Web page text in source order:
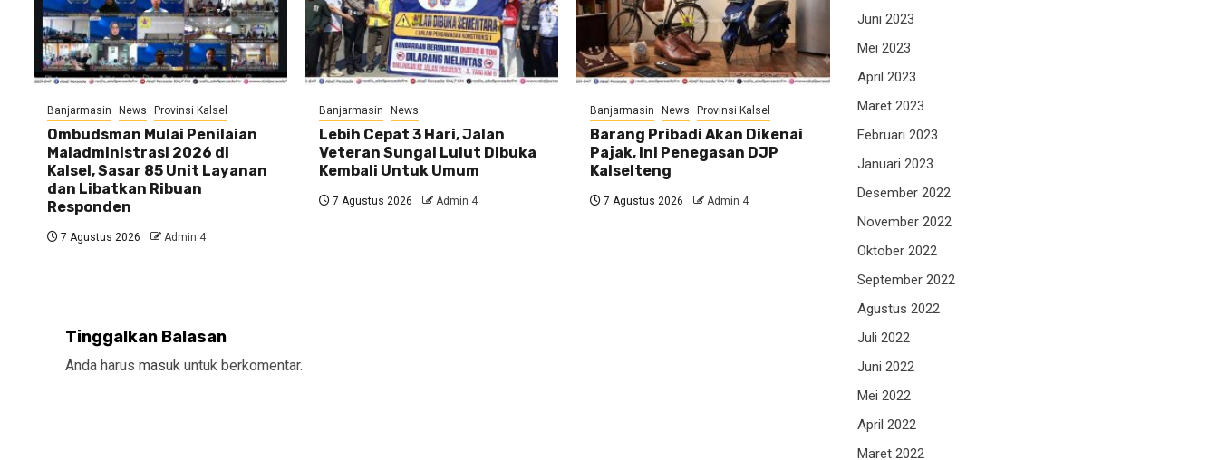
Banjarmasin News Provinsi Kalsel
Ombudsman Mulai Penilaian
Maladministrasi 2026 di
Kalsel, Sasar 85 Unit Layanan
dan Libatkan Ribuan
Responden
7 Agustus 2026 Admin 4
Banjarmasin News
Lebih Cepat 3 Hari, Jalan
Veteran Sungai Lulut Dibuka
Kembali Untuk Umum
7 Agustus 2026 Admin 4
Banjarmasin News Provinsi Kalsel
Barang Pribadi Akan Dikenai
Pajak, Ini Penegasan DJP
Kalselteng
7 Agustus 2026 Admin 4
Tinggalkan Balasan
Anda harus masuk untuk berkomentar.
Juni 2023
Mei 2023
April 2023
Maret 2023
Februari 2023
Januari 2023
Desember 2022
November 2022
Oktober 2022
September 2022
Agustus 2022
Juli 2022
Juni 2022
Mei 2022
April 2022
Maret 2022